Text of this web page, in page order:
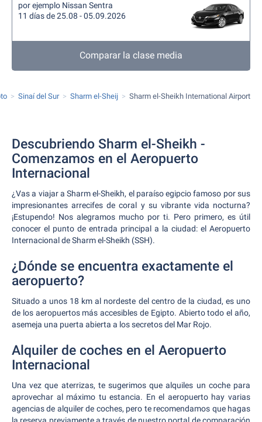
por ejemplo Nissan Sentra
11 días de 25.08 - 05.09.2026
Comparar la clase media
Sinaí del Sur Sharm el-Sheij Sharm el-Sheikh International Airport
Descubriendo Sharm el-Sheikh -
Comenzamos en el Aeropuerto
Internacional
¿Vas a viajar a Sharm el-Sheikh, el paraíso egipcio famoso por sus
impresionantes arrecifes de coral y su vibrante vida nocturna?
¡Estupendo! Nos alegramos mucho por ti. Pero primero, es útil
conocer el punto de entrada principal a la ciudad: el Aeropuerto
Internacional de Sharm el-Sheikh (SSH).
¿Dónde se encuentra exactamente el
aeropuerto?
Situado a unos 18 km al nordeste del centro de la ciudad, es uno
de los aeropuertos más accesibles de Egipto. Abierto todo el año,
asemeja una puerta abierta a los secretos del Mar Rojo.
Alquiler de coches en el Aeropuerto
Internacional
Una vez que aterrizas, te sugerimos que alquiles un coche para
aprovechar al máximo tu estancia. En el aeropuerto hay varias
agencias de alquiler de coches, pero te recomendamos que hagas